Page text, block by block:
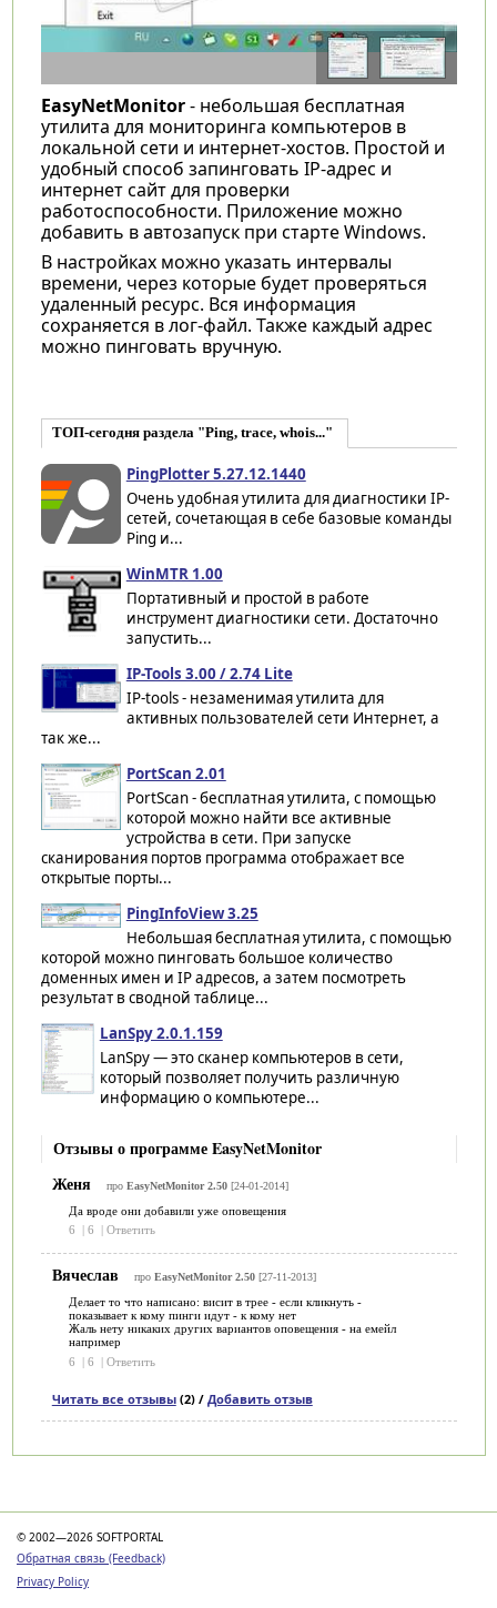
EasyNetMonitor- небольшая бесплатная
утилита для мониторинга компьютеров в
локальной сети и интернет-хостов. Простой и
удобный способ запинговать IP-адрес и
интернет сайт для проверки
работоспособности. Приложение можно
добавить в автозапуск при старте Windows.
В настройках можно указать интервалы
времени, через которые будет проверяться
удаленный ресурс. Вся информация
сохраняется в лог-файл. Также каждый адрес
можно пинговать вручную.
ТОП-сегодня раздела "Ping, trace, whois..."
PingPlotter 5.27.12.1440
Очень удобная утилита для диагностики IP-
сетей, сочетающая в себе базовые команды
Ping и...
WinMTR 1.00
Портативный и простой в работе
инструмент диагностики сети. Достаточно
запустить...
IP-Tools 3.00 / 2.74 Lite
IP-tools - незаменимая утилита для
активных пользователей сети Интернет, а
так же...
PortScan 2.01
PortScan - бесплатная утилита, с помощью
которой можно найти все активные
устройства в сети. При запуске
сканирования портов программа отображает все
открытые порты...
PingInfoView 3.25
Небольшая бесплатная утилита, с помощью
которой можно пинговать большое количество
доменных имен и IP адресов, а затем посмотреть
результат в сводной таблице...
LanSpy 2.0.1.159
LanSpy — это сканер компьютеров в сети,
который позволяет получить различную
информацию о компьютере...
Отзывы о программе EasyNetMonitor
Женя
про EasyNetMonitor 2.50[24-01-2014]
Да вроде они добавили уже оповещения
6
6 Ответить
Вячеслав про EasyNetMonitor 2.50[27-11-2013]
Делает то что написано: висит в трее - если кликнуть -
показывает к кому пинги идут - к кому нет
Жаль нету никаких других вариантов оповещения - на емейл
например
6
| 6 | Ответить
Читать все отзывы(2) / Добавить отзыв
© 2002—2026 SOFTPORTAL
Обратная связь (Feedback)
Privacy Policy